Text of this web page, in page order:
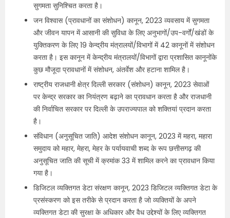
सुगमता सुनिश्चित करता है।
जन विश्वास (प्रावधानों का संशोधन) कानून, 2023 व्यवसाय में सुगमता
और जीवन यापन में आसानी की सुविधा के लिए अनुभागों/उप-वर्गों/खंडों के
युक्तिकरण के लिए 19 केन्‍द्रीय मंत्रालयों/विभागों में 42 कानूनों में संशोधन
करता है। इस कानून में केन्‍द्रीय मंत्रालयों/विभागों द्वारा प्रशासित कानूनोंके
कुछ मौजूदा प्रावधानों में संशोधन, अंतर्वेश और हटाना शामिल है।
राष्ट्रीय राजधानी क्षेत्र दिल्ली सरकार (संशोधन) कानून, 2023 सेवाओं
पर केन्द्र सरकार का नियंत्रण बढ़ाने का प्रावधान करता है और राजधानी
की निर्वाचित सरकार पर दिल्ली के उपराज्यपाल को शक्तियां प्रदान करता
है।
संविधान (अनुसूचित जाति) आदेश संशोधन कानून, 2023 में महरा, महारा
समुदाय को महार, मेहरा, मेहर के पर्यायवाची शब्द के रूप छत्तीसगढ़ की
अनुसूचित जाति की सूची में क्रमांक 33 में शामिल करने का प्रावधान किया
गया है।
डिजिटल व्यक्तिगत डेटा संरक्षण कानून, 2023 डिजिटल व्यक्तिगत डेटा के
प्रसंस्करण को इस तरीके से प्रदान करता है जो व्यक्तियों के अपने
व्यक्तिगत डेटा की सुरक्षा के अधिकार और वैध उद्देश्यों के लिए व्यक्तिगत